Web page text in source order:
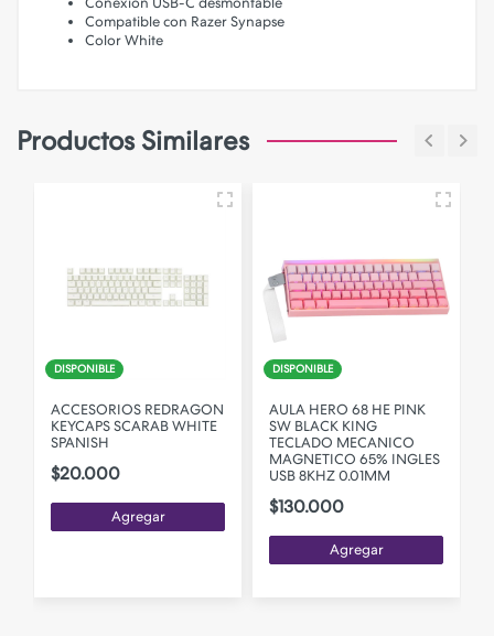
Compatible con Razer Synapse
Color White
Productos Similares
DISPONIBLE
ACCESORIOS REDRAGON
KEYCAPS SCARAB WHITE
SPANISH
$20.000
Agregar
DISPONIBLE
AULA HERO 68 HE PINK
SW BLACK KING
TECLADO MECANICO
MAGNETICO 65% INGLES
USB 8KHZ 0.01MM
$130.000
Agregar